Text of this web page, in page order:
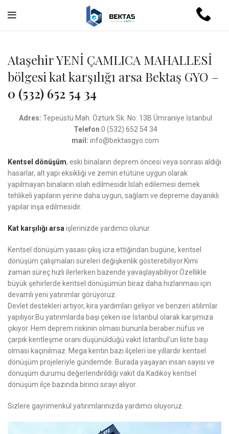
Ataşehir YENİ ÇAMLICA MAHALLESİ
bölgesi kat karşılığı arsa Bektaş GYO –
0 (532) 652 54 34
Adres: Tepeüstü Mah. Öztürk Sk. No: 13B Ümraniye İstanbul
Telefon:0 (532) 652 54 34
mail: info@bektasgyo.com
Kentsel dönüşüm, eski binaların deprem öncesi veya sonrası aldığı
hasarlar, alt yapı eksikliği ve zemin etütüne uygun olarak
yapılmayan binaların ıslah edilmesidir.Islah edilemesi demek
tehlikeli yapıların yerine daha uygun, sağlam ve depreme dayanıklı
yapılar inşa edilmesidir.
Kat karşılığı arsa işlerinizde yardımcı olunur.
Kentsel dönüşüm yasası çıkış icra ettiğindan bugüne, kentsel
dönüşüm çalışmaları süreleri değişkenlik gösterebiliyor.Kimi
zaman süreç hızlı ilerlerken bazende yavaşlayabiliyor.Özellikle
büyük şehirlerde kentsel dönüşümün biraz daha hızlanması için
devamlı yeni yatırımlar görüyoruz.
Devlet destekleri artıyor, kira yardımları geliyor ve benzeri atılımlar
yapılıyor.Bu yatırımlarda başı çeken ise İstanbul olarak karşımıza
çıkıyor. Hem deprem riskinin olması bununla beraber nüfus ve
çarpık kentleşme oranı düşünüldüğü vakit İstanbul’un liste başı
olması kaçınılmaz. Mega kentin bazı ilçeleri ise yıllardır kentsel
dönüşüm projeleriyle gündemde. Burada yaşayan insan sayısı ve
dönüşüm durumu değerlendirildiği vakit da Kadıköy kentsel
dönüşüm ilçe bazında birinci sırayı alıyor.
Sizlere gayrimenkül yatırımlarınızda yardımcı oluyoruz.